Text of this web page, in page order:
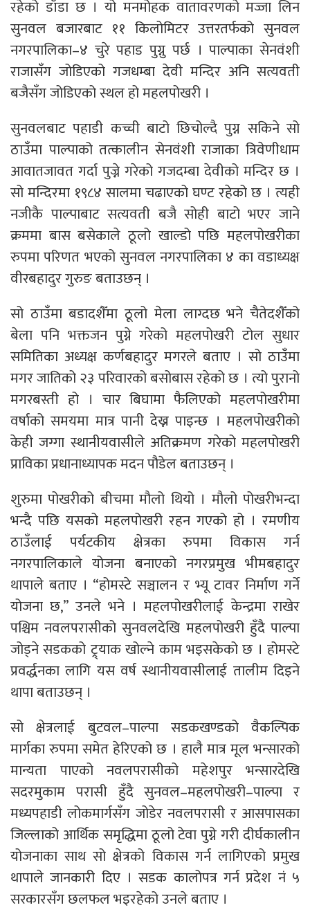
रहेको डाँडा छ । यो मनमोहक वातावरणको मज्जा लिन
सुनवल बजारबाट ११ किलोमिटर उत्तरतर्फको सुनवल
नगरपालिका–४ चुरे पहाड पुग्नु पर्छ । पाल्पाका सेनवंशी
राजासँग जोडिएको गजधम्बा देवी मन्दिर अनि सत्यवती
बजैसँग जोडिएको स्थल हो महलपोखरी ।
सुनवलबाट पहाडी कच्ची बाटो छिचोल्दै पुग्न सकिने सो
ठाउँमा पाल्पाको तत्कालीन सेनवंशी राजाका त्रिवेणीधाम
आवातजावत गर्दा पुज्ने गरेको गजदम्बा देवीको मन्दिर छ ।
सो मन्दिरमा १९८४ सालमा चढाएको घण्ट रहेको छ । त्यही
नजीकै पाल्पाबाट सत्यवती बजै सोही बाटो भएर जाने
क्रममा बास बसेकाले ठूलो खाल्डो पछि महलपोखरीका
रुपमा परिणत भएको सुनवल नगरपालिका ४ का वडाध्यक्ष
वीरबहादुर गुरुङ बताउछन् ।
सो ठाउँमा बडादशैँमा ठूलो मेला लाग्दछ भने चैतेदशैँको
बेला पनि भक्तजन पुग्ने गरेको महलपोखरी टोल सुधार
समितिका अध्यक्ष कर्णबहादुर मगरले बताए । सो ठाउँमा
मगर जातिको २३ परिवारको बसोबास रहेको छ । त्यो पुरानो
मगरबस्ती हो । चार बिघामा फैलिएको महलपोखरीमा
वर्षाको समयमा मात्र पानी देख्न पाइन्छ । महलपोखरीको
केही जग्गा स्थानीयवासीले अतिक्रमण गरेको महलपोखरी
प्राविका प्रधानाध्यापक मदन पौडेल बताउछन् ।
शुरुमा पोखरीको बीचमा मौलो थियो । मौलो पोखरीभन्दा
भन्दै पछि यसको महलपोखरी रहन गएको हो । रमणीय
ठाउँलाई पर्यटकीय क्षेत्रका रुपमा विकास गर्न
नगरपालिकाले योजना बनाएको नगरप्रमुख भीमबहादुर
थापाले बताए । “होमस्टे सञ्चालन र भ्यू टावर निर्माण गर्ने
योजना छ,” उनले भने । महलपोखरीलाई केन्द्रमा राखेर
पश्चिम नवलपरासीको सुनवलदेखि महलपोखरी हुँदै पाल्पा
जोड्ने सडकको ट्र्याक खोल्ने काम भइसकेको छ । होमस्टे
प्रवर्द्धनका लागि यस वर्ष स्थानीयवासीलाई तालीम दिइने
थापा बताउछन् ।
सो क्षेत्रलाई बुटवल–पाल्पा सडकखण्डको वैकल्पिक
मार्गका रुपमा समेत हेरिएको छ । हालै मात्र मूल भन्सारको
मान्यता पाएको नवलपरासीको महेशपुर भन्सारदेखि
सदरमुकाम परासी हुँदै सुनवल–महलपोखरी–पाल्पा र
मध्यपहाडी लोकमार्गसँग जोडेर नवलपरासी र आसपासका
जिल्लाको आर्थिक समृद्धिमा ठूलो टेवा पुग्ने गरी दीर्घकालीन
योजनाका साथ सो क्षेत्रको विकास गर्न लागिएको प्रमुख
थापाले जानकारी दिए । सडक कालोपत्र गर्न प्रदेश नं ५
सरकारसँग छलफल भइरहेको उनले बताए ।